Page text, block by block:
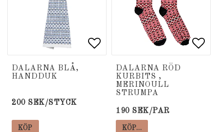
Lägg till i
Lägg till i
DALARNA BLÅ,
HANDDUK
200 SEK/STYCK
KÖP
DALARNA RÖD
KURBITS ,
MERINOULL
STRUMPA
190 SEK/PAR
KÖP…